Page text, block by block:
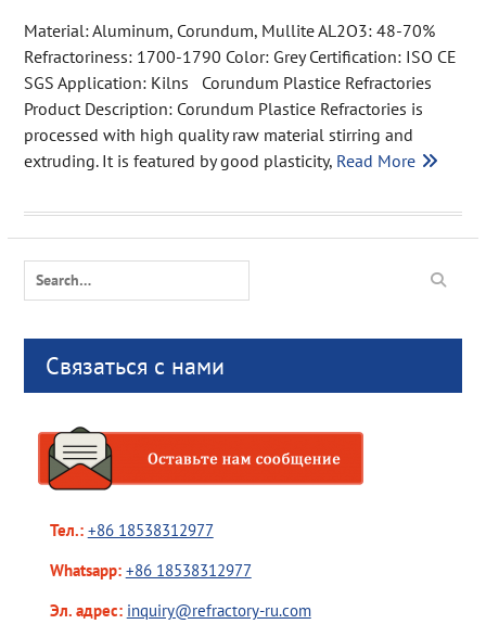
Material: Aluminum, Corundum, Mullite AL2O3: 48-70%
Refractoriness: 1700-1790 Color: Grey Certification: ISO CE
SGS Application: Kilns Corundum Plastice Refractories
Product Description: Corundum Plastice Refractories is
processed with high quality raw material stirring and
extruding. It is featured by good plasticity, Read More
Search
for:
Связаться с нами
Тел.: +86 18538312977
Whatsapp: +86 18538312977
Эл. адрес: inquiry@refractory-ru.com